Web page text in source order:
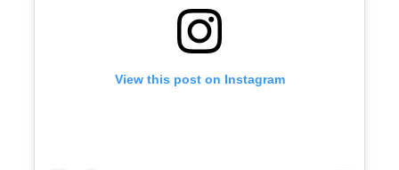
View this post on Instagram